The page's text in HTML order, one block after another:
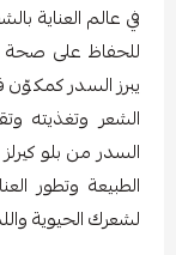
في عالم العناية
للحفاظ على صحة
يبرز السدر
الشعر وتغذيته
الطبيعة وتطور
لشعرك الحيوية